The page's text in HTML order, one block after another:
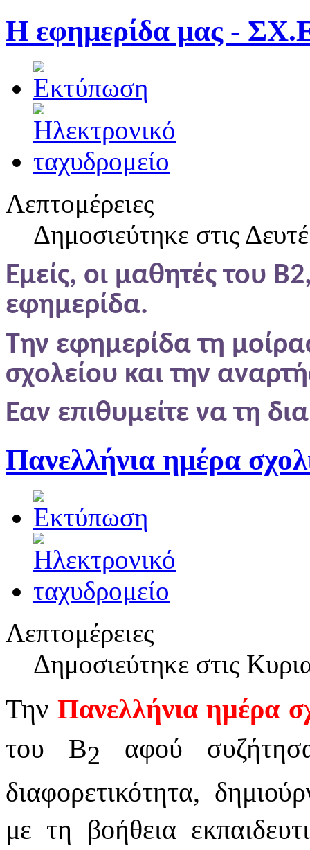
Η εφημερίδα μας -
Λεπτομέρειες
Δημοσιεύτηκε στις
Εμείς, οι μαθητές του
εφημερίδα.
Την εφημερίδα τη
σχολείου και την
Εαν επιθυμείτε να τη
Πανελλήνια ημέρα
Λεπτομέρειες
Δημοσιεύτηκε στις
Την Πανελλήνια ημέρα
του Β2 αφού
διαφορετικότητα,
με τη βοήθεια